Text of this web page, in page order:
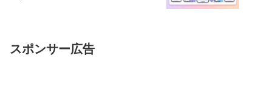
スポンサー広告